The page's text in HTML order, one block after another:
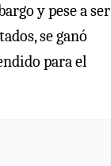
y pese a ser
se ganó
para el